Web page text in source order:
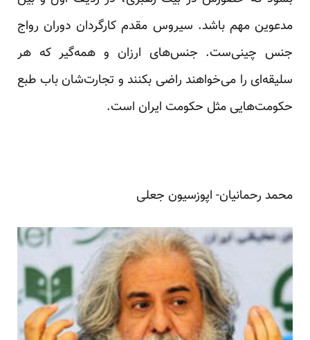
مدعوین مهم باشد. سیروس مقدم کارگردان دوران رواج
جنس چینی‌ست. جنس‌های ارزان و همه‌گیر که هر
سلیقه‌ای را می‌خواهند راضی بکنند و تجارت‌شان باب طبع
حکومت‌هایی مثل حکومت ایران است.
محمد رحمانیان- اپوزسیون جعلی